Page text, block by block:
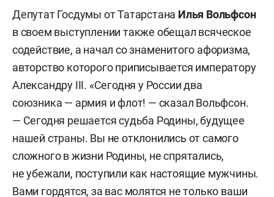
Депутат Госдумы от Татарстана Илья Вольфсон
в своем выступлении также обещал всяческое
содействие, а начал со знаменитого афоризма,
авторство которого приписывается императору
Александру III. «Сегодня у России два
союзника — армия и флот! — сказал Вольфсон.
— Сегодня решается судьба Родины, будущее
нашей страны. Вы не отклонились от самого
сложного в жизни Родины, не спрятались,
не убежали, поступили как настоящие мужчины.
Вами гордятся, за вас молятся не только ваши